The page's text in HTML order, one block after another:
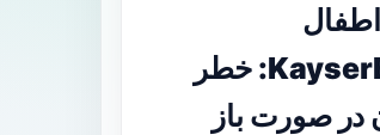
KayserBett IDA: خطر
در صورت باز